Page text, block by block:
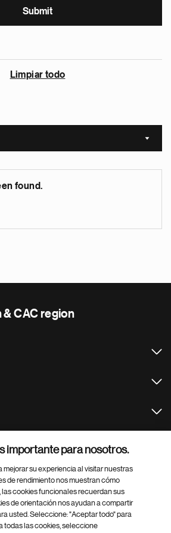
Limpiar todo
Sort
found.
& CAC region
importante para nosotros.
mejorar su experiencia al visitar nuestras
de rendimiento nos muestran cómo
las cookies funcionales recuerdan sus
de orientación nos ayudan a compartir
usted. Seleccione: "Aceptar todo" para
todas las cookies, seleccione